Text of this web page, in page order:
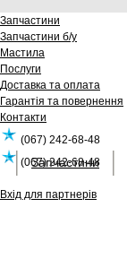
Запчастини
Запчастини б/у
Мастила
Послуги
Доставка та оплата
Гарантія та повернення
Контакти
(067) 242-68-48
(067) 242-68-48
Вхід для партнерів
Запчастини